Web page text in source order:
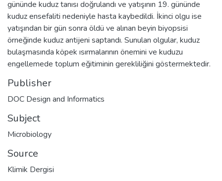
gününde kuduz tanısı doğrulandı ve yatışının 19. gününde
kuduz ensefaliti nedeniyle hasta kaybedildi. İkinci olgu ise
yatışından bir gün sonra öldü ve alınan beyin biyopsisi
örneğinde kuduz antijeni saptandı. Sunulan olgular, kuduz
bulaşmasında köpek ısırmalarının önemini ve kuduzu
engellemede toplum eğitiminin gerekliliğini göstermektedir.
Publisher
DOC Design and Informatics
Subject
Microbiology
Source
Klimik Dergisi